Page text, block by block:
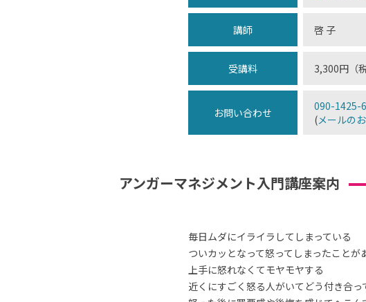
講師 啓 子
受講料 3,300円（税
お問い合わせ
090-1425-
(メールの
アンガーマネジメント入門講座案内
毎日ムダにイライラしてしまっている
ついカッとなって怒ってしまったことが
上手に怒れなくてモヤモヤする
近くにすごく怒る人がいてどう付き合